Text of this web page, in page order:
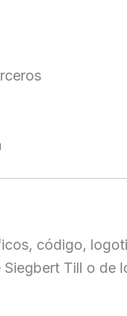
código,
Till o de